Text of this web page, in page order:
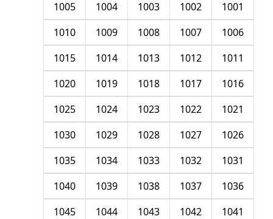
1001
1002
1003
1004
1005
1006
1007
1008
1009
1010
1011
1012
1013
1014
1015
1016
1017
1018
1019
1020
1021
1022
1023
1024
1025
1026
1027
1028
1029
1030
1031
1032
1033
1034
1035
1036
1037
1038
1039
1040
1041
1042
1043
1044
1045